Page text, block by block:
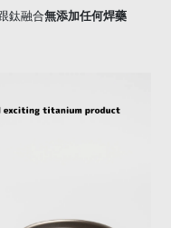
鈦融合無添加任何焊藥